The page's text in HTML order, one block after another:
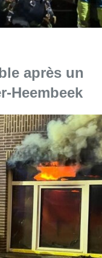
après un
Heembeek